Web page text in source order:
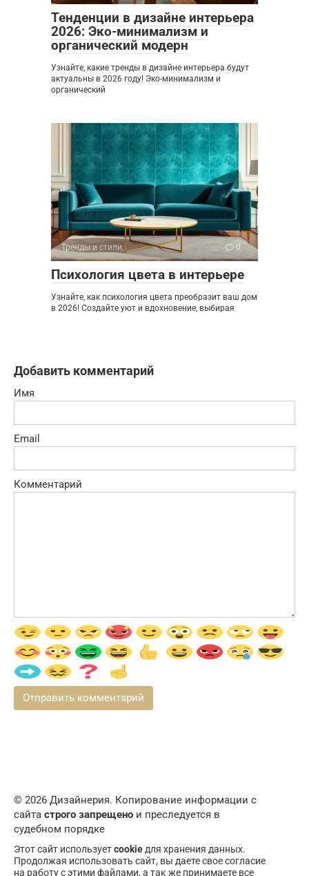
Тенденции в дизайне интерьера
2026: Эко-минимализм и
органический модерн
Узнайте, какие тренды в дизайне интерьера будут
актуальны в 2026 году! Эко-минимализм и
органический
Тренды и стили 0
Психология цвета в интерьере
Узнайте, как психология цвета преобразит ваш дом
в 2026! Создайте уют и вдохновение, выбирая
Добавить комментарий
Имя
Email
Комментарий
© 2026 Дизайнерия. Копирование информации с
сайта строго запрещено и преследуется в
судебном порядке
Этот сайт используетcookieдля хранения данных.
Продолжая использовать сайт, вы даете свое согласие
на работу с этими файлами, а так же принимаете все